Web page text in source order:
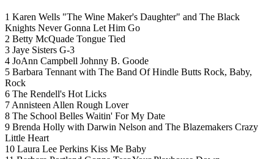
1 Karen Wells "The Wine Maker's Daughter" and The Black
Knights Never Gonna Let Him Go
2 Betty McQuade Tongue Tied
3 Jaye Sisters G-3
4 JoAnn Campbell Johnny B. Goode
5 Barbara Tennant with The Band Of Hindle Butts Rock, Baby,
Rock
6 The Rendell's Hot Licks
7 Annisteen Allen Rough Lover
8 The School Belles Waitin' For My Date
9 Brenda Holly with Darwin Nelson and The Blazemakers Crazy
Little Heart
10 Laura Lee Perkins Kiss Me Baby